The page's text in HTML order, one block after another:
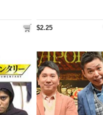
$2.25